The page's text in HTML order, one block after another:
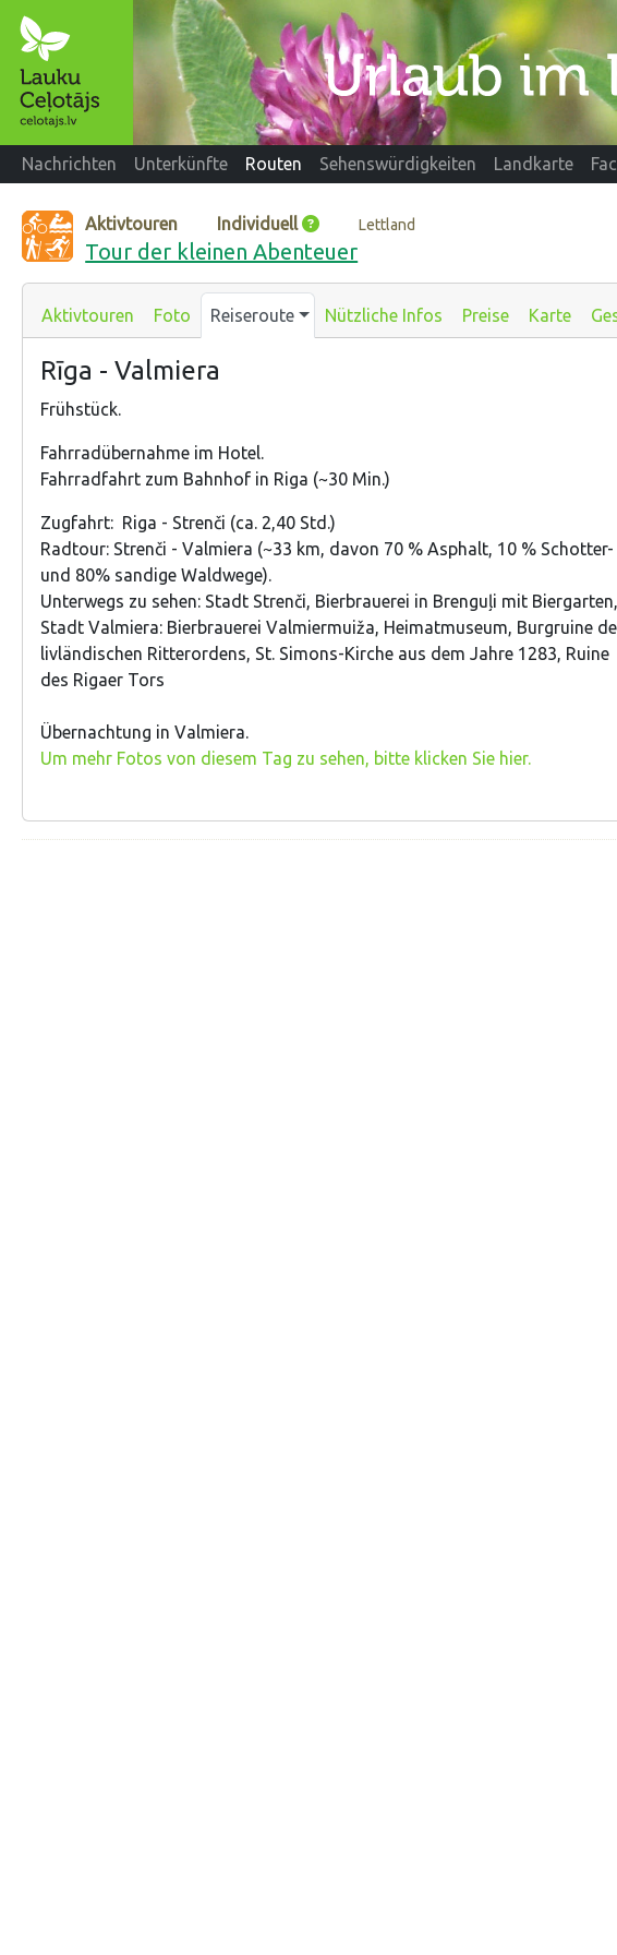
Nachrichten Unterkünfte Routen Sehenswürdigkeiten Landkarte
Aktivtouren Individuell Lettland
Tour der kleinen Abenteuer
Aktivtouren Foto Reiseroute Nützliche Infos Preise Karte
Rīga - Valmiera
Frühstück.
Fahrradübernahme im Hotel.
Fahrradfahrt zum Bahnhof in Riga (~30 Min.)
Zugfahrt: Riga - Strenči (ca. 2,40 Std.)
Radtour: Strenči - Valmiera (~33 km, davon 70 % Asphalt, 10 % Schotter-
und 80% sandige Waldwege).
Unterwegs zu sehen: Stadt Strenči, Bierbrauerei in Brenguļi mit Biergarten,
Stadt Valmiera: Bierbrauerei Valmiermuiža, Heimatmuseum, Burgruine
livländischen Ritterordens, St. Simons-Kirche aus dem Jahre 1283, Ruine
des Rigaer Tors
Übernachtung in Valmiera.
Um mehr Fotos von diesem Tag zu sehen, bitte klicken Sie hier.